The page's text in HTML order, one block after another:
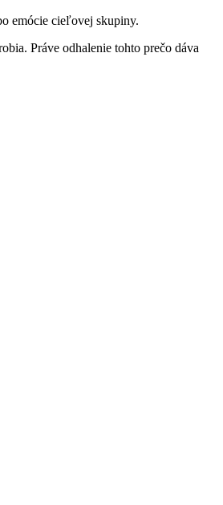
emócie cieľovej skupiny.
Práve odhalenie tohto prečo dáva